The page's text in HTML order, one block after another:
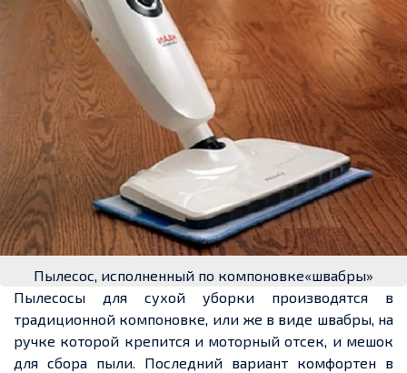
Пылесос, исполненный по компоновке«швабры»
Пылесосы для сухой уборки производятся в
традиционной компоновке, или же в виде швабры, на
ручке которой крепится и моторный отсек, и мешок
для сбора пыли. Последний вариант комфортен в